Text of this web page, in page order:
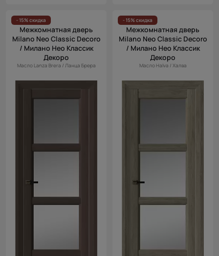
- 15% скидка
Межкомнатная дверь
Milano Neo Classic Decoro
/ Милано Нео Классик
Декоро
Масло Lanza Brera / Ланца Брера
- 15% скидка
Межкомнатная дверь
Milano Neo Classic Decoro
/ Милано Нео Классик
Декоро
Масло Halva / Халва